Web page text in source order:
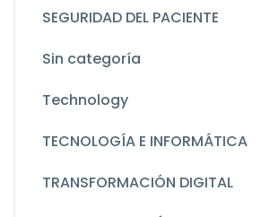
SEGURIDAD DEL PACIENTE
Sin categoría
Technology
TECNOLOGÍA E INFORMÁTICA
TRANSFORMACIÓN DIGITAL